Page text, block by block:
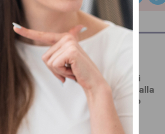
ULTIMI ARTICOLI
DALLA TOSCANA
Un’altra giornata di
incendi di bosco, dalla
Toscana al Mugello